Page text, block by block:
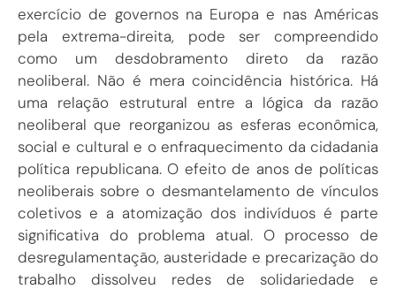
exercício de governos na Europa e nas Américas
pela extrema-direita, pode ser compreendido
como um desdobramento direto da razão
neoliberal. Não é mera coincidência histórica. Há
uma relação estrutural entre a lógica da razão
neoliberal que reorganizou as esferas econômica,
social e cultural e o enfraquecimento da cidadania
política republicana. O efeito de anos de políticas
neoliberais sobre o desmantelamento de vínculos
coletivos e a atomização dos indivíduos é parte
significativa do problema atual. O processo de
desregulamentação, austeridade e precarização do
trabalho dissolveu redes de solidariedade e